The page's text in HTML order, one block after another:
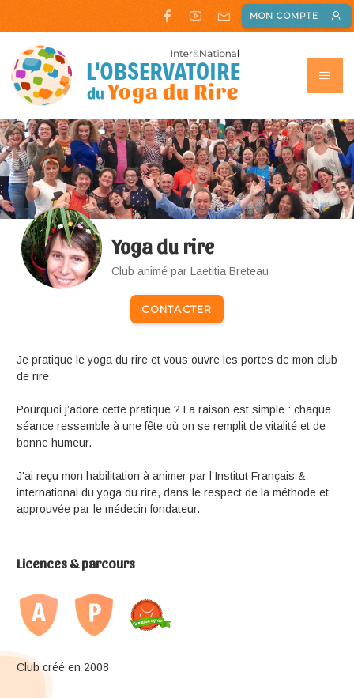
MON COMPTE
Yoga du rire
Club animé par Laetitia Breteau
CONTACTER
Je pratique le yoga du rire et vous ouvre les portes de mon club
de rire.
Pourquoi j’adore cette pratique ? La raison est simple : chaque
séance ressemble à une fête où on se remplit de vitalité et de
bonne humeur.
J'ai reçu mon habilitation à animer par l’Institut Français &
international du yoga du rire, dans le respect de la méthode et
approuvée par le médecin fondateur.
Licences & parcours
Club créé en 2008